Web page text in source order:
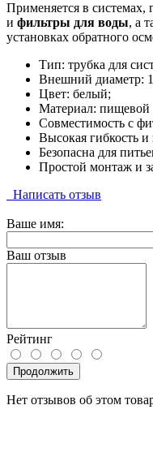
Применяется в системах,
и фильтры для воды, а
установках обратного
Тип: трубка для
Внешний диаметр:
Цвет: белый;
Материал: пищевой
Совместимость с
Высокая гибкость и
Безопасна для
Простой монтаж и
Написать отзыв
Ваше имя:
Ваш отзыв
Рейтинг
Продолжить
Нет отзывов об этом